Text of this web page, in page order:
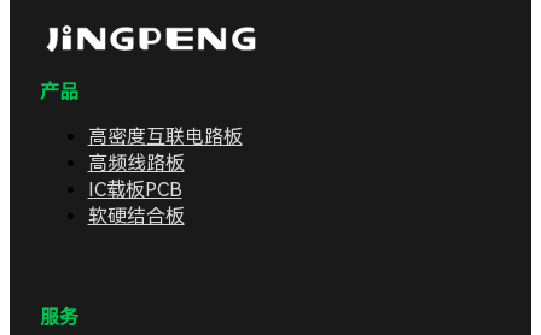
产品
高密度互联电路板
高频线路板
IC载板PCB
软硬结合板
服务